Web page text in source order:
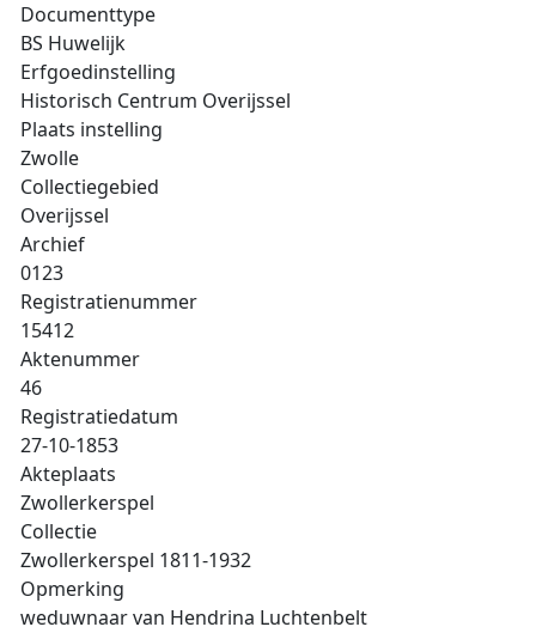
Documenttype
BS Huwelijk
Erfgoedinstelling
Historisch Centrum Overijssel
Plaats instelling
Zwolle
Collectiegebied
Overijssel
Archief
0123
Registratienummer
15412
Aktenummer
46
Registratiedatum
27-10-1853
Akteplaats
Zwollerkerspel
Collectie
Zwollerkerspel 1811-1932
Opmerking
weduwnaar van Hendrina Luchtenbelt